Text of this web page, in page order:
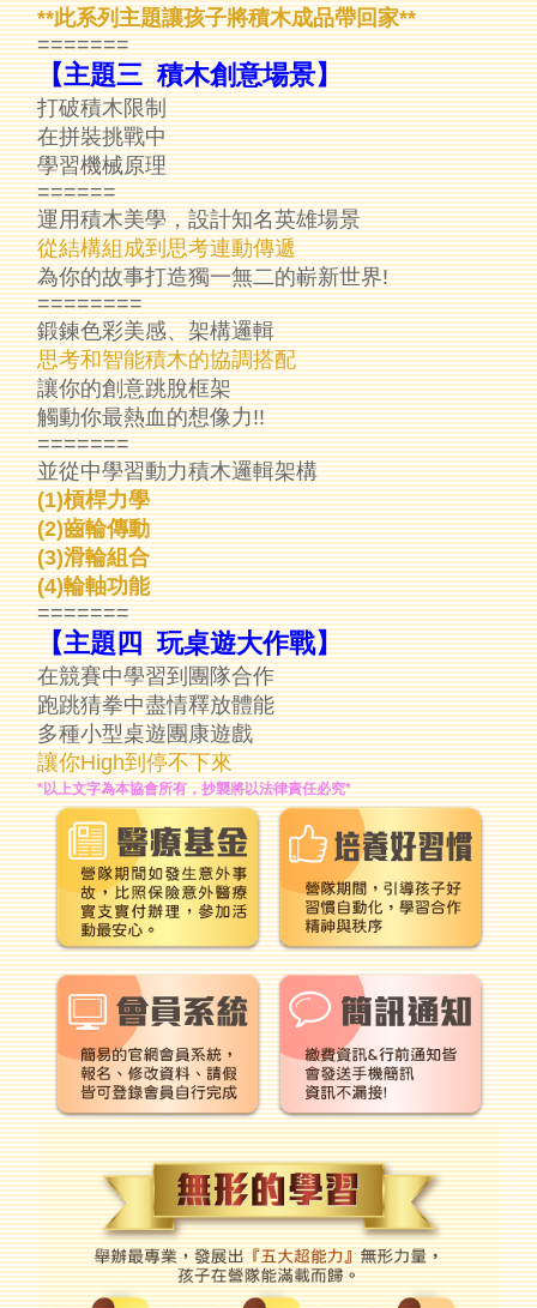
**此系列主題讓孩子將積木成品帶回家**
=======
【主題三 積木創意場景】
打破積木限制
在拼裝挑戰中
學習機械原理
======
運用積木美學，設計知名英雄場景
從結構組成到思考連動傳遞
為你的故事打造獨一無二的嶄新世界!
========
鍛鍊色彩美感、架構邏輯
思考和智能積木的協調搭配
讓你的創意跳脫框架
觸動你最熱血的想像力!!
=======
並從中學習動力積木邏輯架構
(1)槓桿力學
(2)齒輪傳動
(3)滑輪組合
(4)輪軸功能
=======
【主題四 玩桌遊大作戰】
在競賽中學習到團隊合作
跑跳猜拳中盡情釋放體能
多種小型桌遊團康遊戲
讓你High到停不下來
*以上文字為本協會所有，抄襲將以法律責任必究*